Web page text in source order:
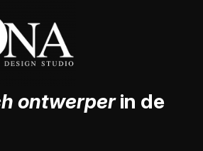
ontwerperin de